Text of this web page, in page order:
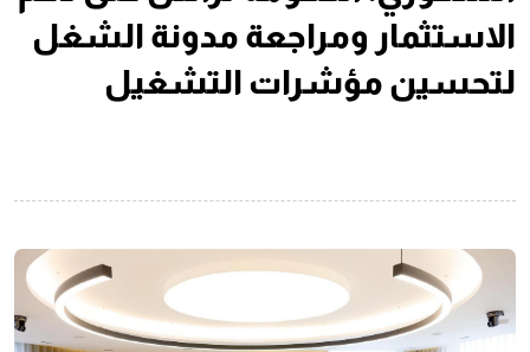
الاستثمار ومراجعة مدونة الشغل
لتحسين مؤشرات التشغيل